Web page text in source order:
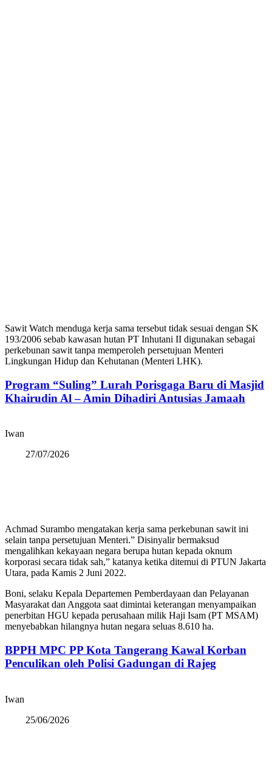
Sawit Watch menduga kerja sama tersebut tidak sesuai dengan SK
193/2006 sebab kawasan hutan PT Inhutani II digunakan sebagai
perkebunan sawit tanpa memperoleh persetujuan Menteri
Lingkungan Hidup dan Kehutanan (Menteri LHK).
Program “Suling” Lurah Porisgaga Baru di Masjid
Khairudin Al – Amin Dihadiri Antusias Jamaah
Iwan
27/07/2026
Achmad Surambo mengatakan kerja sama perkebunan sawit ini
selain tanpa persetujuan Menteri.” Disinyalir bermaksud
mengalihkan kekayaan negara berupa hutan kepada oknum
korporasi secara tidak sah,” katanya ketika ditemui di PTUN Jakarta
Utara, pada Kamis 2 Juni 2022.
Boni, selaku Kepala Departemen Pemberdayaan dan Pelayanan
Masyarakat dan Anggota saat dimintai keterangan menyampaikan
penerbitan HGU kepada perusahaan milik Haji Isam (PT MSAM)
menyebabkan hilangnya hutan negara seluas 8.610 ha.
BPPH MPC PP Kota Tangerang Kawal Korban
Penculikan oleh Polisi Gadungan di Rajeg
Iwan
25/06/2026